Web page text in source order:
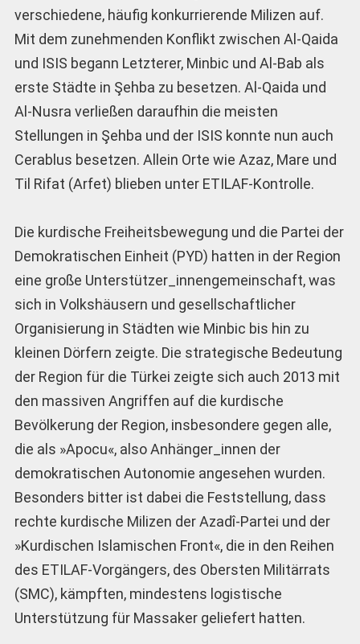
verschiedene, häufig konkurrierende Milizen auf.
Mit dem zunehmenden Konflikt zwischen Al-Qaida
und ISIS begann Letzterer, Minbic und Al-Bab als
erste Städte in Şehba zu besetzen. Al-Qaida und
Al-Nusra verließen daraufhin die meisten
Stellungen in Şehba und der ISIS konnte nun auch
Cerablus besetzen. Allein Orte wie Azaz, Mare und
Til Rifat (Arfet) blieben unter ETILAF-Kontrolle.
Die kurdische Freiheitsbewegung und die Partei der
Demokratischen Einheit (PYD) hatten in der Region
eine große Unterstützer_innengemeinschaft, was
sich in Volkshäusern und gesellschaftlicher
Organisierung in Städten wie Minbic bis hin zu
kleinen Dörfern zeigte. Die strategische Bedeutung
der Region für die Türkei zeigte sich auch 2013 mit
den massiven Angriffen auf die kurdische
Bevölkerung der Region, insbesondere gegen alle,
die als »Apocu«, also Anhänger_innen der
demokratischen Autonomie angesehen wurden.
Besonders bitter ist dabei die Feststellung, dass
rechte kurdische Milizen der Azadî-Partei und der
»Kurdischen Islamischen Front«, die in den Reihen
des ETILAF-Vorgängers, des Obersten Militärrats
(SMC), kämpften, mindestens logistische
Unterstützung für Massaker geliefert hatten.